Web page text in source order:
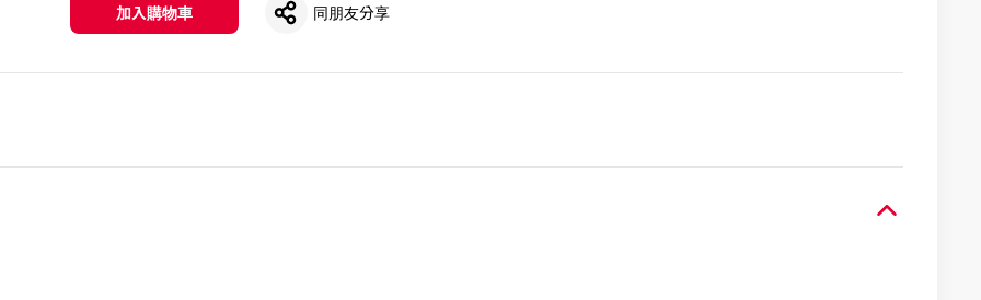
加入購物車 同朋友分享